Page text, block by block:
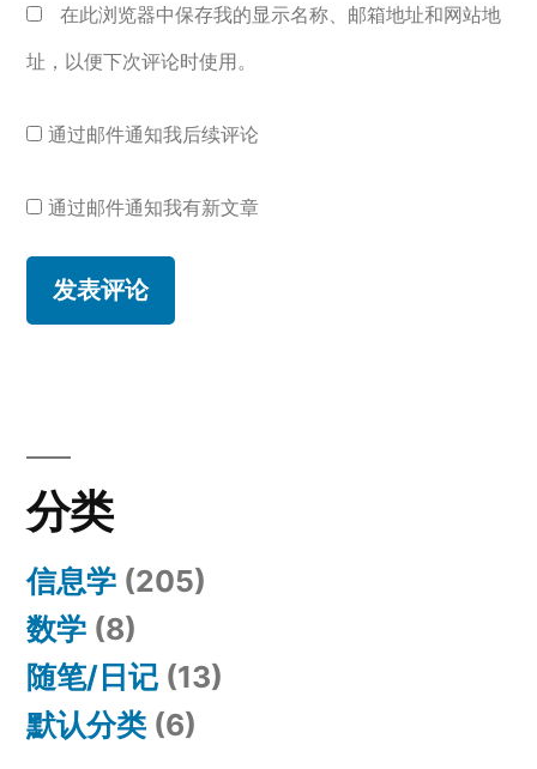
在此浏览器中保存我的显示名称、邮箱地址和网站地
址，以便下次评论时使用。
通过邮件通知我后续评论
通过邮件通知我有新文章
分类
信息学 (205)
数学 (8)
随笔/日记 (13)
默认分类 (6)